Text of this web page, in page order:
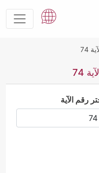
74
74
رقم الآية